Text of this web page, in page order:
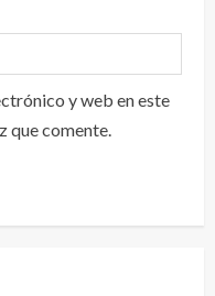
y web en este
que comente.